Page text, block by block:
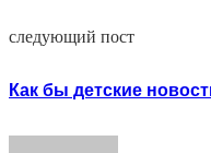
следующий пост
Как бы детские